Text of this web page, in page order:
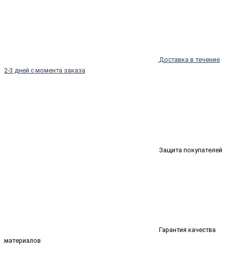
Доставка в течение
2-3 дней с момента заказа
Защита покупателей
Гарантия качества
материалов